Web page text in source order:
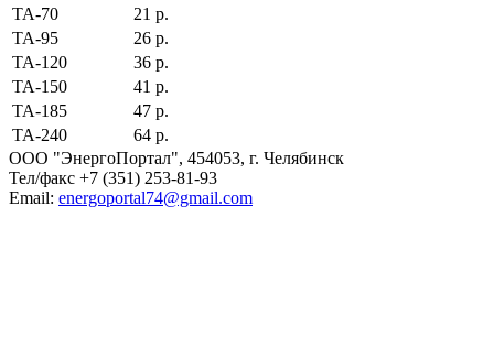
ТА-70
21 р.
ТА-95
26 р.
ТА-120
36 р.
ТА-150
41 р.
ТА-185
47 р.
ТА-240
64 р.
ООО "ЭнергоПортал", 454053, г. Челябинск
Тел/факс +7 (351) 253-81-93
Email: energoportal74@gmail.com